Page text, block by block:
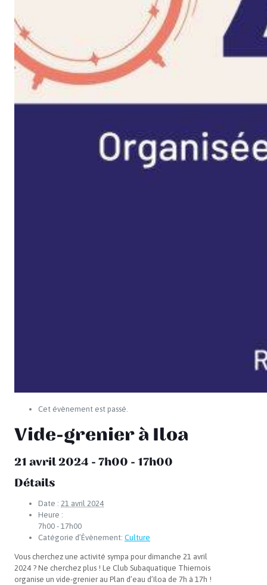
Cet évènement est passé.
Vide-grenier à Iloa
21 avril 2024 - 7h00 - 17h00
Détails
Date : 21 avril 2024
Heure :
7h00 - 17h00
Catégorie d’Évènement: Culture
Vous cherchez une activité sympa pour dimanche 21 avril
2024 ? Ne cherchez plus ! Le Club Subaquatique Thiernois
organise un vide-grenier au Plan d’eau d’Iloa de 7h à 17h !